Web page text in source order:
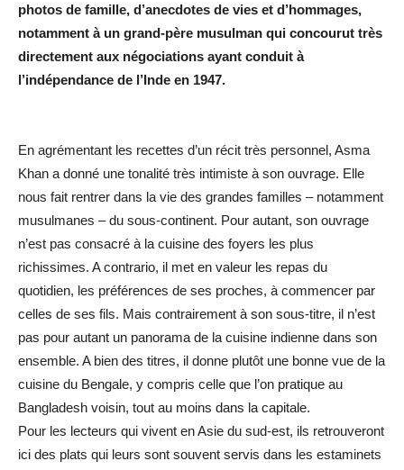
photos de famille, d’anecdotes de vies et d’hommages,
notamment à un grand-père musulman qui concourut très
directement aux négociations ayant conduit à
l’indépendance de l’Inde en 1947.
En agrémentant les recettes d’un récit très personnel, Asma
Khan a donné une tonalité très intimiste à son ouvrage. Elle
nous fait rentrer dans la vie des grandes familles – notamment
musulmanes – du sous-continent. Pour autant, son ouvrage
n’est pas consacré à la cuisine des foyers les plus
richissimes. A contrario, il met en valeur les repas du
quotidien, les préférences de ses proches, à commencer par
celles de ses fils. Mais contrairement à son sous-titre, il n’est
pas pour autant un panorama de la cuisine indienne dans son
ensemble. A bien des titres, il donne plutôt une bonne vue de la
cuisine du Bengale, y compris celle que l’on pratique au
Bangladesh voisin, tout au moins dans la capitale.
Pour les lecteurs qui vivent en Asie du sud-est, ils retrouveront
ici des plats qui leurs sont souvent servis dans les estaminets